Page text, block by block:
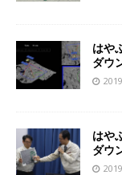
はや
ダウ
はや
ダウ